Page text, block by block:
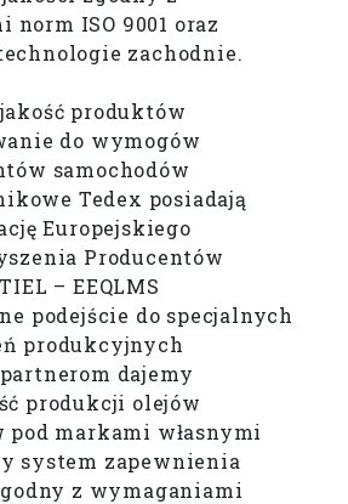
norm ISO 9001 oraz
zachodnie.
produktów
do wymogów
samochodów
Tedex posiadają
Europejskiego
Producentów
– EEQLMS
podejście do specjalnych
produkcyjnych
dajemy
produkcji olejów
pod markami własnymi
system zapewnienia
z wymaganiami